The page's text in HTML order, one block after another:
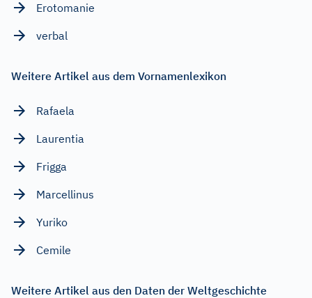
Erotomanie
verbal
Weitere Artikel aus dem Vornamenlexikon
Rafaela
Laurentia
Frigga
Marcellinus
Yuriko
Cemile
Weitere Artikel aus den Daten der Weltgeschichte